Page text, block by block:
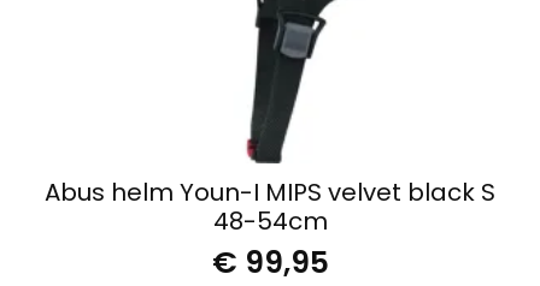
Abus helm Youn-I MIPS velvet black S
48-54cm
€ 99,95